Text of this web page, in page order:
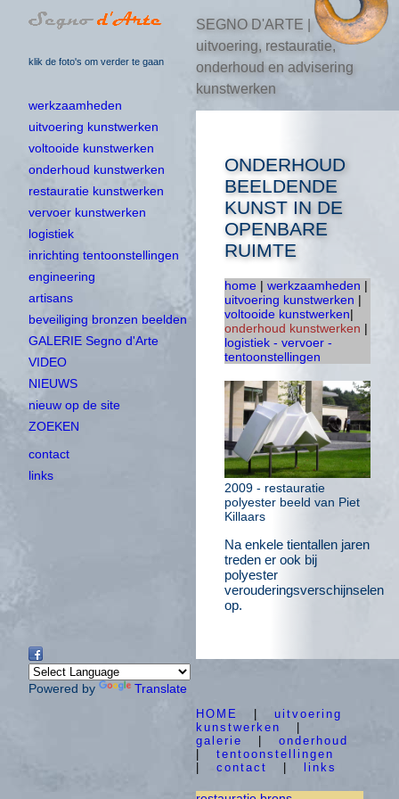
klik de foto's om verder te gaan
SEGNO D'ARTE |
uitvoering, restauratie,
onderhoud en advisering
kunstwerken
werkzaamheden
uitvoering kunstwerken
voltooide kunstwerken
onderhoud kunstwerken
restauratie kunstwerken
vervoer kunstwerken
logistiek
inrichting tentoonstellingen
engineering
artisans
beveiliging bronzen beelden
GALERIE Segno d'Arte
VIDEO
NIEUWS
nieuw op de site
ZOEKEN
contact
links
Powered by Translate
ONDERHOUD
BEELDENDE
KUNST IN DE
OPENBARE
RUIMTE
home | werkzaamheden |
uitvoering kunstwerken |
voltooide kunstwerken|
onderhoud kunstwerken |
logistiek - vervoer -
tentoonstellingen
2009 - restauratie
polyester beeld van Piet
Killaars
Na enkele tientallen jaren
treden er ook bij
polyester
verouderingsverschijnselen
op.
HOME | uitvoering
kunstwerken
|
galerie
| onderhoud
| tentoonstellingen
| contact | links